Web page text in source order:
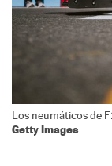
Los neumáticos de
Getty Images